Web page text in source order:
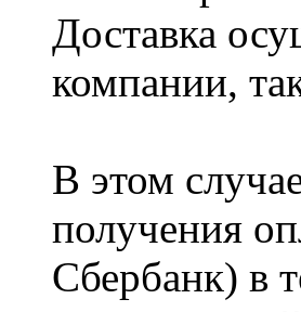
Доставка
компании,
В этом
получения
Сбербанк) в